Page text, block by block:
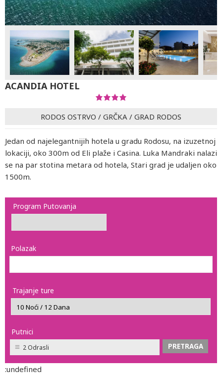
ACANDIA HOTEL
RODOS OSTRVO / GRČKA / GRAD RODOS
Jedan od najelegantnijih hotela u gradu Rodosu, na izuzetnoj
lokaciji, oko 300m od Eli plaže i Casina. Luka Mandraki nalazi
se na par stotina metara od hotela, Stari grad je udaljen oko
1500m.
Program Putovanja
Polazak
Trajanje ture
Putnici
2 Odrasli
:undefined